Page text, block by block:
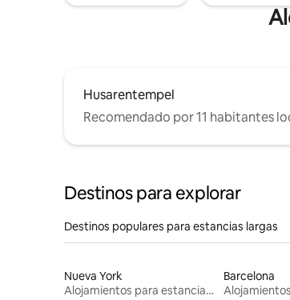
Husarentempel
Recomendado por 11 habitantes
Destinos para explorar
Destinos populares para estancias largas
Nueva York
Alojamientos para estancias largas
Barcelona